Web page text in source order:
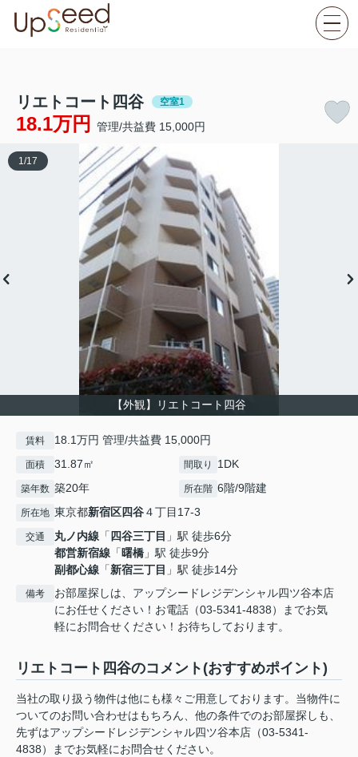
リエトコート四谷 空室1
18.1万円 管理/共益費 15,000円
【外観】リエトコート四谷
1 /17
賃料 18.1万円 管理/共益費 15,000円
面積 31.87㎡ 間取り 1DK
築年数 築20年 所在階 6階/9階建
所在地 東京都新宿区四谷４丁目17-3
交通 丸ノ内線 「 四谷三丁目 」駅 徒歩6分
都営新宿線 「曙橋 」駅 徒歩9分
副都心線 「新宿三丁目 」駅 徒歩14分
備考
お部屋探しは、アップシードレジデンシャル四ツ谷本店
にお任せください！お電話（03-5341-4838）までお気
軽にお問合せください！お待ちしております。
リエトコート四谷のコメント(おすすめポイント)
当社の取り扱う物件は他にも様々ご用意しております。当物件に
ついてのお問い合わせはもちろん、他の条件でのお部屋探しも、
先ずはアップシードレジデンシャル四ツ谷本店（03-5341-
4838）までお気軽にお問合せください。